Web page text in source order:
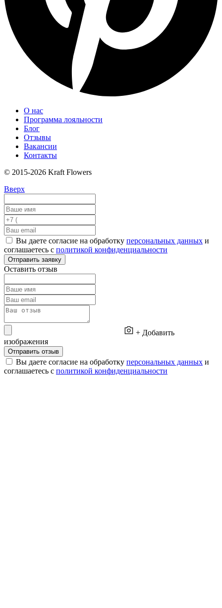
О нас
Программа лояльности
Блог
Отзывы
Вакансии
Контакты
© 2015-2026 Kraft Flowers
Вверх
Вы даете согласие на обработку персональных данных и
соглашаетесь с политикой конфиденциальности
Отправить заявку
Оставить отзыв
+ Добавить
изображения
Отправить отзыв
Вы даете согласие на обработку персональных данных и
соглашаетесь с политикой конфиденциальности